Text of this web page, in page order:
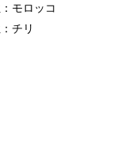
モロッコ
チリ